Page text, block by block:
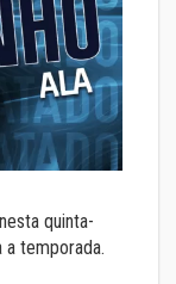
quinta-
temporada.